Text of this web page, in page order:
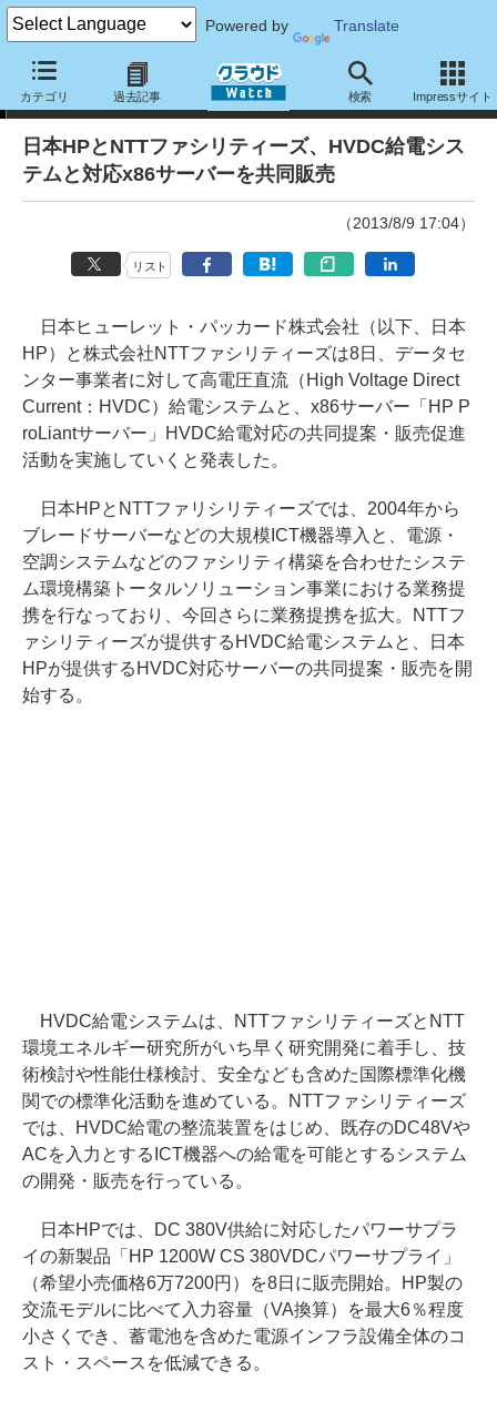
Powered by Translate
カテゴリ 過去記事 検索 Impressサイト
ニュース
日本HPとNTTファシリティーズ、HVDC給電シス
テムと対応x86サーバーを共同販売
（2013/8/9 17:04）
リスト
日本ヒューレット・パッカード株式会社（以下、日本
HP）と株式会社NTTファシリティーズは8日、データセ
ンター事業者に対して高電圧直流（High Voltage Direct
Current：HVDC）給電システムと、x86サーバー「HP P
roLiantサーバー」HVDC給電対応の共同提案・販売促進
活動を実施していくと発表した。
日本HPとNTTファリシリティーズでは、2004年から
ブレードサーバーなどの大規模ICT機器導入と、電源・
空調システムなどのファシリティ構築を合わせたシステ
ム環境構築トータルソリューション事業における業務提
携を行なっており、今回さらに業務提携を拡大。NTTフ
ァシリティーズが提供するHVDC給電システムと、日本
HPが提供するHVDC対応サーバーの共同提案・販売を開
始する。
HVDC給電システムは、NTTファシリティーズとNTT
環境エネルギー研究所がいち早く研究開発に着手し、技
術検討や性能仕様検討、安全なども含めた国際標準化機
関での標準化活動を進めている。NTTファシリティーズ
では、HVDC給電の整流装置をはじめ、既存のDC48Vや
ACを入力とするICT機器への給電を可能とするシステム
の開発・販売を行っている。
日本HPでは、DC 380V供給に対応したパワーサプラ
イの新製品「HP 1200W CS 380VDCパワーサプライ」
（希望小売価格6万7200円）を8日に販売開始。HP製の
交流モデルに比べて入力容量（VA換算）を最大6％程度
小さくでき、蓄電池を含めた電源インフラ設備全体のコ
スト・スペースを低減できる。